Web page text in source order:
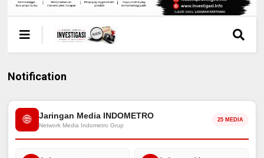
Notification
🌐 Jaringan Media INDOMETRO
Network Media Indometro Grup
25 MEDIA